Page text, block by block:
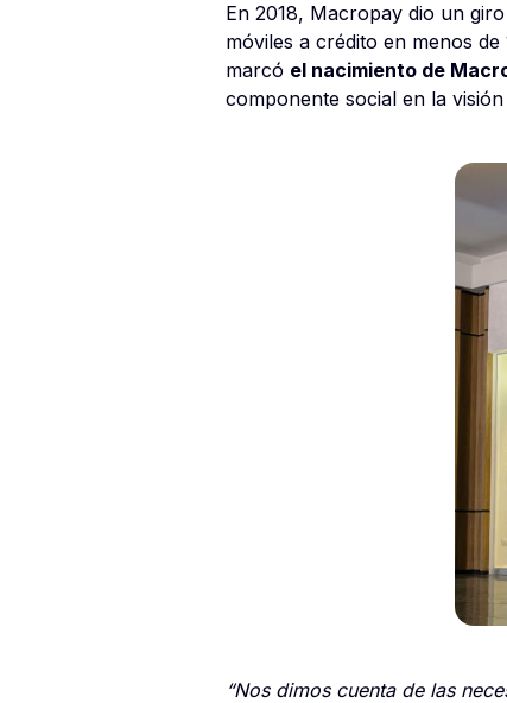
En 2018, Macropay dio un
móviles a crédito en menos de
marcó el nacimiento de
componente social en la
“Nos dimos cuenta de las